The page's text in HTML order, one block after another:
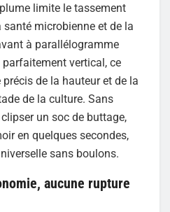
limite le tassement
microbienne et de la
à parallélogramme
vertical, ce
de la hauteur et de la
de la culture. Sans
un soc de buttage,
en quelques secondes,
sans boulons.
aucune rupture